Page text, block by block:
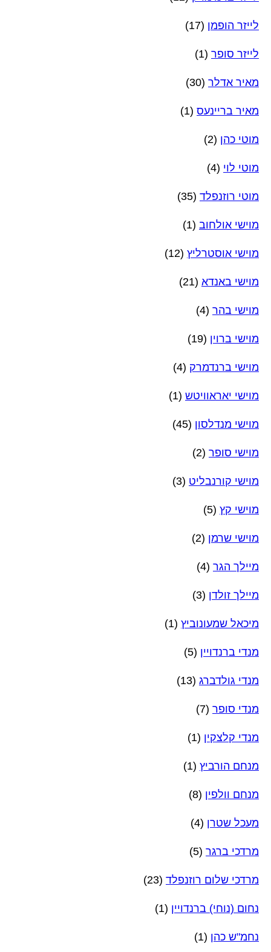
לייזר הופמן (17)
לייזר סופר (1)
מאיר אדלר (30)
מאיר בריינעס (1)
מוטי כהן (2)
מוטי לוי (4)
מוטי רוזנפלד (35)
מוישי אולחוב (1)
מוישי אוסטרליץ (12)
מוישי באנדא (21)
מוישי בהר (4)
מוישי ברוין (19)
מוישי ברנדמרק (4)
מוישי יאראוויטש (1)
מוישי מנדלסון (45)
מוישי סופר (2)
מוישי קורנבליט (3)
מוישי קץ (5)
מוישי שרמן (2)
מיילך הגר (4)
מיילך זולדן (3)
מיכאל שמעונוביץ (1)
מנדי ברנדויין (5)
מנדי גולדברג (13)
מנדי סופר (7)
מנדי קלצקין (1)
מנחם הורביץ (1)
מנחם וולפין (8)
מעכל שטרן (4)
מרדכי ברגר (5)
מרדכי שלום רוזנפלד (23)
נחום (נוחי) ברנדויין (1)
נחמ"ש כהן (1)